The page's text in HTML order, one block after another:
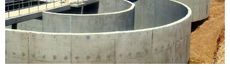
ŞIRVAN
TILLO
GÜNDEM